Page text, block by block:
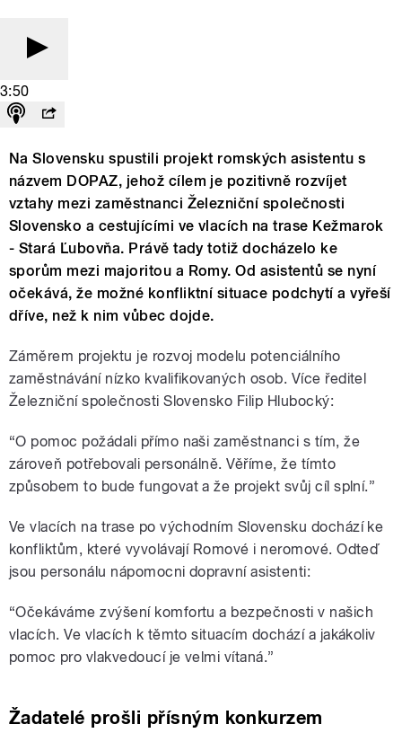
3:50
Na Slovensku spustili projekt romských asistentu s
názvem DOPAZ, jehož cílem je pozitivně rozvíjet
vztahy mezi zaměstnanci Železniční společnosti
Slovensko a cestujícími ve vlacích na trase Kežmarok
- Stará Ľubovňa. Právě tady totiž docházelo ke
sporům mezi majoritou a Romy. Od asistentů se nyní
očekává, že možné konfliktní situace podchytí a vyřeší
dříve, než k nim vůbec dojde.
Záměrem projektu je rozvoj modelu potenciálního
zaměstnávání nízko kvalifikovaných osob. Více ředitel
Železniční společnosti Slovensko Filip Hlubocký:
“O pomoc požádali přímo naši zaměstnanci s tím, že
zároveň potřebovali personálně. Věříme, že tímto
způsobem to bude fungovat a že projekt svůj cíl splní.”
Ve vlacích na trase po východním Slovensku dochází ke
konfliktům, které vyvolávají Romové i neromové. Odteď
jsou personálu nápomocni dopravní asistenti:
“Očekáváme zvýšení komfortu a bezpečnosti v našich
vlacích. Ve vlacích k těmto situacím dochází a jakákoliv
pomoc pro vlakvedoucí je velmi vítaná.”
Žadatelé prošli přísným konkurzem